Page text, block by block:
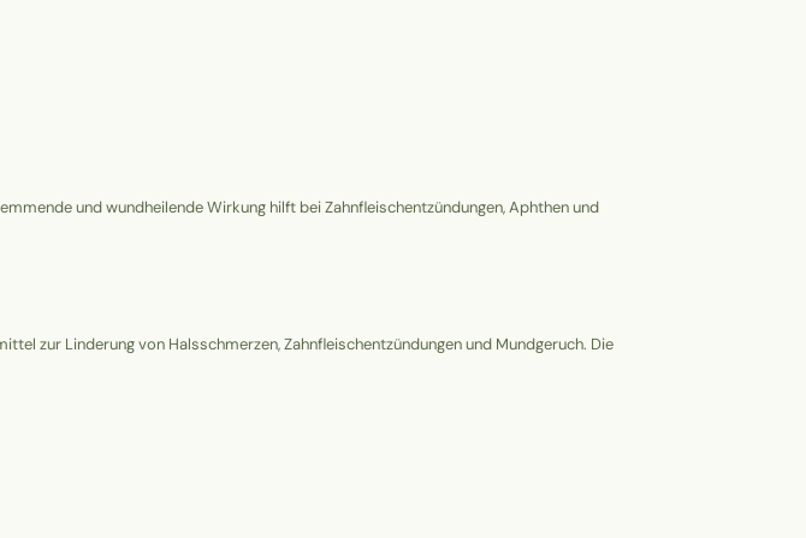
und wundheilende Wirkung hilft bei Zahnfleischentzündungen, Aphthen und
zur Linderung von Halsschmerzen, Zahnfleischentzündungen und Mundgeruch. Die